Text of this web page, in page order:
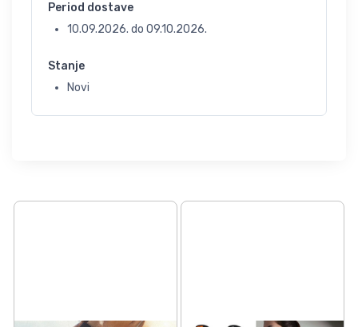
Period dostave
10.09.2026. do 09.10.2026.
Stanje
Novi